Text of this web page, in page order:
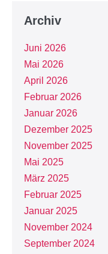
Archiv
Juni 2026
Mai 2026
April 2026
Februar 2026
Januar 2026
Dezember 2025
November 2025
Mai 2025
März 2025
Februar 2025
Januar 2025
November 2024
September 2024